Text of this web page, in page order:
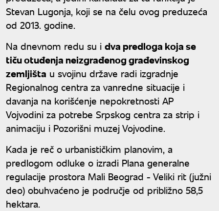
Stevan Lugonja, koji se na čelu ovog preduzeća
od 2013. godine.
Na dnevnom redu su i dva predloga koja se
tiču otuđenja neizgrađenog građevinskog
zemljišta u svojinu države radi izgradnje
Regionalnog centra za vanredne situacije i
davanja na korišćenje nepokretnosti AP
Vojvodini za potrebe Srpskog centra za strip i
animaciju i Pozorišni muzej Vojvodine.
Kada je reč o urbanističkim planovim, a
predlogom odluke o izradi Plana generalne
regulacije prostora Mali Beograd - Veliki rit (južni
deo) obuhvaćeno je područje od približno 58,5
hektara.